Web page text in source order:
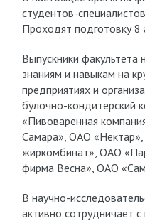
студентов-
Проходят подготовку 8
Выпускники
знаниям и навыкам на
предприятиях и
булочно-кондитерский
«Пивоваренная
Самара», ОАО
жиркомбинат», ОАО
фирма Весна», ОАО
В научно-
активно сотрудничает